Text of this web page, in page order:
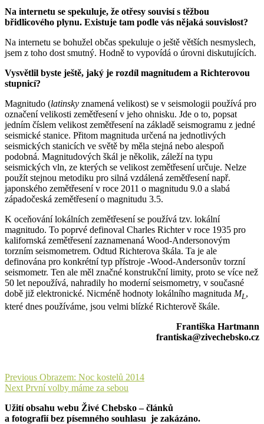
Na internetu se spekuluje, že otřesy souvisí s těžbou
břidlicového plynu. Existuje tam podle vás nějaká souvislost?
Na internetu se bohužel občas spekuluje o ještě větších nesmyslech,
jsem z toho dost smutný. Hodně to vypovídá o úrovni diskutujících.
Vysvětlil byste ještě, jaký je rozdíl magnitudem a Richterovou
stupnicí?
Magnitudo (latinsky znamená velikost) se v seismologii používá pro
označení velikosti zemětřesení v jeho ohnisku. Jde o to, popsat
jedním číslem velikost zemětřesení na základě seismogramu z jedné
seismické stanice. Přitom magnituda určená na jednotlivých
seismických stanicích ve světě by měla stejná nebo alespoň
podobná. Magnitudových škál je několik, záleží na typu
seismických vln, ze kterých se velikost zemětřesení určuje. Nelze
použít stejnou metodiku pro silná vzdálená zemětřesení např.
japonského zemětřesení v roce 2011 o magnitudu 9.0 a slabá
západočeská zemětřesení o magnitudu 3.5.
K oceňování lokálních zemětřesení se používá tzv. lokální
magnitudo. To poprvé definoval Charles Richter v roce 1935 pro
kalifornská zemětřesení zaznamenaná Wood-Andersonovým
torzním seismometrem. Odtud Richterova škála. Ta je ale
definována pro konkrétní typ přístroje -Wood-Andersonův torzní
seismometr. Ten ale měl značné konstrukční limity, proto se více než
50 let nepoužívá, nahradily ho moderní seismometry, v současné
době již elektronické. Nicméně hodnoty lokálního magnituda ML,
které dnes používáme, jsou velmi blízké Richterově škále.
Františka Hartmann
frantiska@zivechebsko.cz
Navigace
pro
příspěvek
Previous Previous
post:
Obrazem: Noc kostelů 2014
Next Next
První volby máme za sebou
Užití obsahu webu Živé Chebsko – článků
a fotografií bez písemného souhlasu je zakázáno.